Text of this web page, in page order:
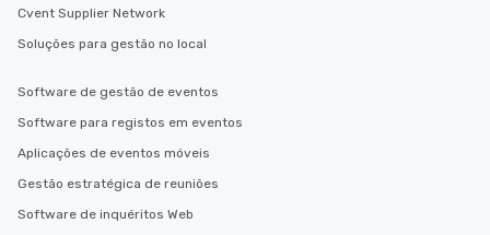
Cvent Supplier Network
Soluções para gestão no local
Software de gestão de eventos
Software para registos em eventos
Aplicações de eventos móveis
Gestão estratégica de reuniões
Software de inquéritos Web